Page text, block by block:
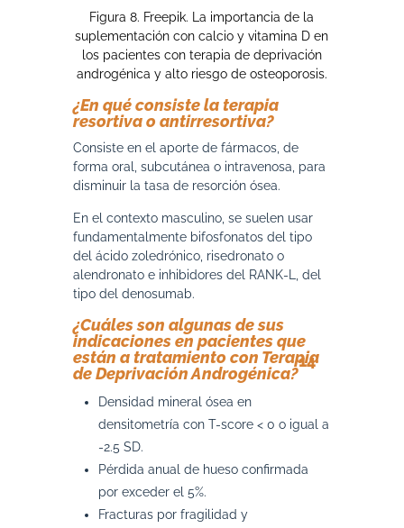
Figura 8. Freepik. La importancia de la
suplementación con calcio y vitamina D en
los pacientes con terapia de deprivación
androgénica y alto riesgo de osteoporosis.
¿En qué consiste la terapia
resortiva o antirresortiva?
Consiste en el aporte de fármacos, de
forma oral, subcutánea o intravenosa, para
disminuir la tasa de resorción ósea.
En el contexto masculino, se suelen usar
fundamentalmente bifosfonatos del tipo
del ácido zoledrónico, risedronato o
alendronato e inhibidores del RANK-L, del
tipo del denosumab.
¿Cuáles son algunas de sus
indicaciones en pacientes que
están a tratamiento con Terapia
de Deprivación Androgénica?
14
Densidad mineral ósea en
densitometría con T-score < 0 o igual a
-2.5 SD.
Pérdida anual de hueso confirmada
por exceder el 5%.
Fracturas por fragilidad y